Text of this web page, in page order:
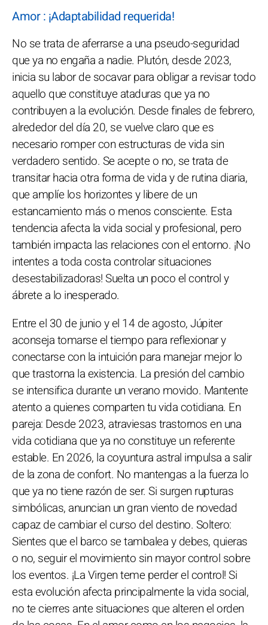
Amor : ¡Adaptabilidad requerida!
No se trata de aferrarse a una pseudo-seguridad
que ya no engaña a nadie. Plutón, desde 2023,
inicia su labor de socavar para obligar a revisar todo
aquello que constituye ataduras que ya no
contribuyen a la evolución. Desde finales de febrero,
alrededor del día 20, se vuelve claro que es
necesario romper con estructuras de vida sin
verdadero sentido. Se acepte o no, se trata de
transitar hacia otra forma de vida y de rutina diaria,
que amplíe los horizontes y libere de un
estancamiento más o menos consciente. Esta
tendencia afecta la vida social y profesional, pero
también impacta las relaciones con el entorno. ¡No
intentes a toda costa controlar situaciones
desestabilizadoras! Suelta un poco el control y
ábrete a lo inesperado.
Entre el 30 de junio y el 14 de agosto, Júpiter
aconseja tomarse el tiempo para reflexionar y
conectarse con la intuición para manejar mejor lo
que trastorna la existencia. La presión del cambio
se intensifica durante un verano movido. Mantente
atento a quienes comparten tu vida cotidiana. En
pareja: Desde 2023, atraviesas trastornos en una
vida cotidiana que ya no constituye un referente
estable. En 2026, la coyuntura astral impulsa a salir
de la zona de confort. No mantengas a la fuerza lo
que ya no tiene razón de ser. Si surgen rupturas
simbólicas, anuncian un gran viento de novedad
capaz de cambiar el curso del destino. Soltero:
Sientes que el barco se tambalea y debes, quieras
o no, seguir el movimiento sin mayor control sobre
los eventos. ¡La Virgen teme perder el control! Si
esta evolución afecta principalmente la vida social,
no te cierres ante situaciones que alteren el orden